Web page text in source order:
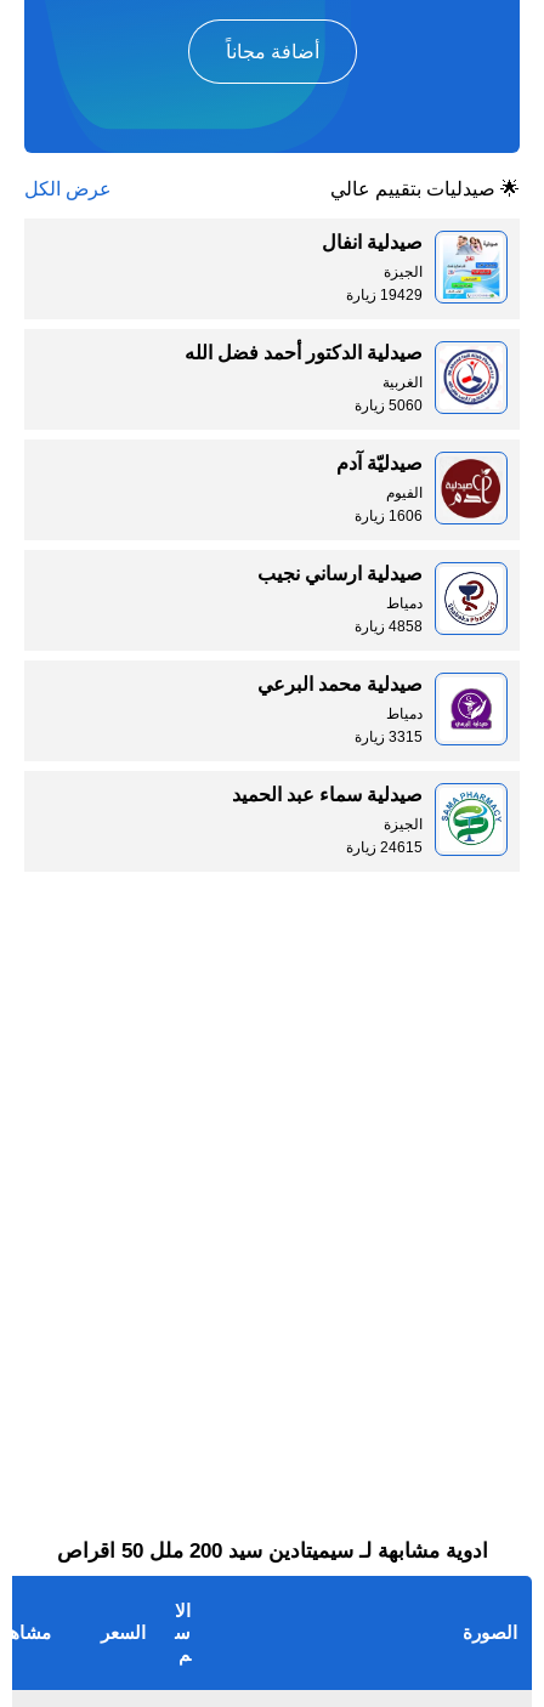
أضافة مجاناً
🌟 صيدليات بتقييم عالي عرض الكل
صيدلية انفال
الجيزة
19429 زيارة
صيدلية الدكتور أحمد فضل الله
الغربية
5060 زيارة
صيدليّة آدم
الفيوم
1606 زيارة
صيدلية ارساني نجيب
دمياط
4858 زيارة
صيدلية محمد البرعي
دمياط
3315 زيارة
صيدلية سماء عبد الحميد
الجيزة
24615 زيارة
ادوية مشابهة لـ سيميتادين سيد 200 ملل 50 اقراص
الصورة
الا
س
م
السعر